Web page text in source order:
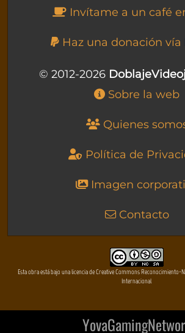
Invítame a un café
Haz una donación vía
© 2012-2026
Sobre la web
Quienes
Política de
Imagen
Contacto
Esta obra está bajo una licencia de Creative Commons
Internacional